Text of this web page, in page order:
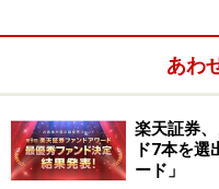
ただ、投資信託を購入
と思います。
あわ
楽天証券
ド7本を選
ード」